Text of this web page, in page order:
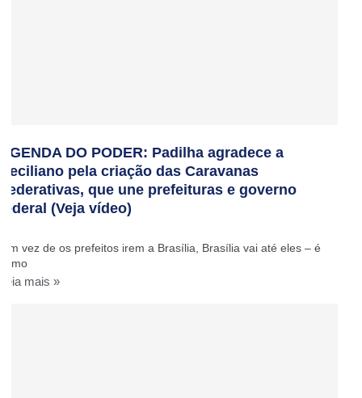
AGENDA DO PODER: Padilha agradece a
Ceciliano pela criação das Caravanas
Federativas, que une prefeituras e governo
federal (Veja vídeo)
‘Em vez de os prefeitos irem a Brasília, Brasília vai até eles – é
como
Leia mais »